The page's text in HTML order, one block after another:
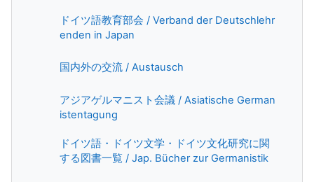
ドイツ語教育部会 / Verband der Deutschlehr
enden in Japan
国内外の交流 / Austausch
アジアゲルマニスト会議 / Asiatische German
istentagung
ドイツ語・ドイツ文学・ドイツ文化研究に関
する図書一覧 / Jap. Bücher zur GermanistikPage